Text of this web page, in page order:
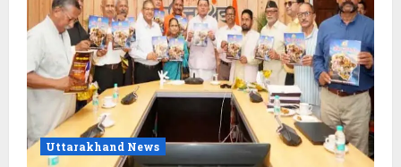
a
t
i
o Uttarakhand News